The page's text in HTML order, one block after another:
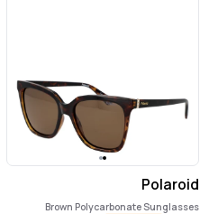
Polaroid
Brown Polycarbonate Sunglasses